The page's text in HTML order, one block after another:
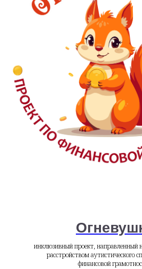
инклюзивный проект, направленный
расстройством аутистического
финансовой